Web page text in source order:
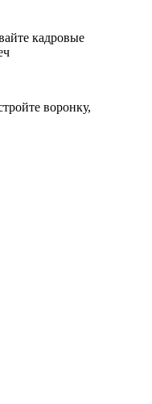
кадровые
воронку,